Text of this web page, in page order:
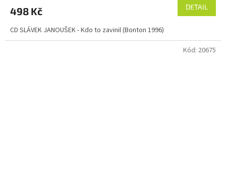
498 Kč DETAIL
CD SLÁVEK JANOUŠEK - Kdo to zavinil (Bonton 1996)
Kód: 20675